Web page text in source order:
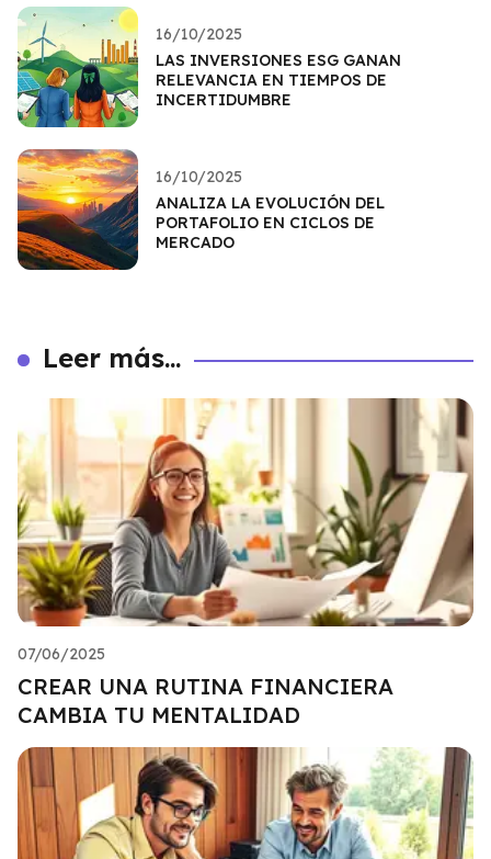
16/10/2025
LAS INVERSIONES ESG GANAN
RELEVANCIA EN TIEMPOS DE
INCERTIDUMBRE
16/10/2025
ANALIZA LA EVOLUCIÓN DEL
PORTAFOLIO EN CICLOS DE
MERCADO
Leer más...
07/06/2025
CREAR UNA RUTINA FINANCIERA
CAMBIA TU MENTALIDAD